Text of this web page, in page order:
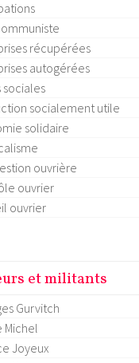
récupérées
autogérées
sociales
socialement utile
solidaire
ouvrière
ouvrier
ouvrier
et militants
Gurvitch
Michel
Joyeux